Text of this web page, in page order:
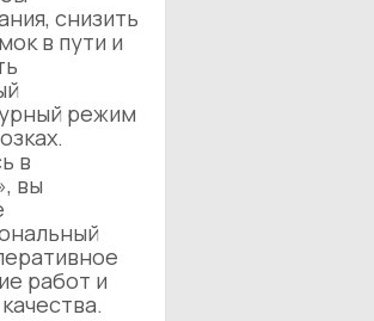
снизить
в пути и
режим
в
вы
работ и